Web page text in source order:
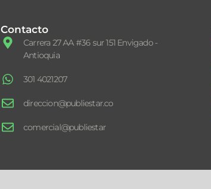
Contacto
Carrera 27 AA #36 sur 151 Envigado -
Antioquia
301 4021207
direccion@publiestar.co
comercial@publiestar